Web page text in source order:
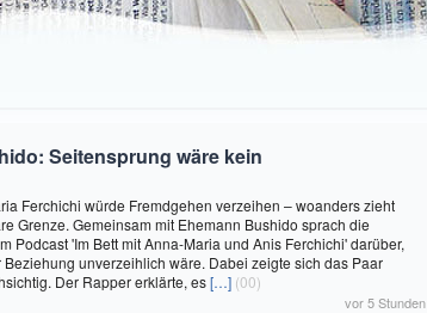
Seitensprung wäre kein
Ferchichi würde Fremdgehen verzeihen – woanders zieht
Grenze. Gemeinsam mit Ehemann Bushido sprach die
Podcast 'Im Bett mit Anna-Maria und Anis Ferchichi' darüber,
unverzeihlich wäre. Dabei zeigte sich das Paar
Der Rapper erklärte, es[…] (00)
vor 5 Stunden